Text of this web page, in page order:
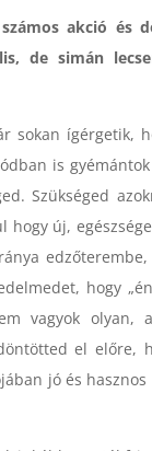
akció és
de simán
sokan ígérgetik,
is
Szükséged
új,
hogy
vagyok olyan,
el előre,
jó és hasznos